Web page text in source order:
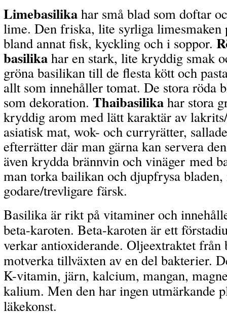
Limebasilika har små blad som doftar
lime. Den friska, lite syrliga limesmaken
bland annat fisk, kyckling och i soppor.
basilika har en stark, lite kryddig smak
gröna basilikan till de flesta kött och
allt som innehåller tomat. De stora röda
som dekoration. Thaibasilika har stora
kryddig arom med lätt karaktär av
asiatisk mat, wok- och curryrätter,
efterrätter där man gärna kan servera
även krydda brännvin och vinäger med
man torka bailikan och djupfrysa bladen,
godare/trevligare färsk.
Basilika är rikt på vitaminer och
beta-karoten. Beta-karoten är ett
verkar antioxiderande. Oljeextraktet från
motverka tillväxten av en del bakterier.
K-vitamin, järn, kalcium, mangan,
kalium. Men den har ingen utmärkande
läkekonst.